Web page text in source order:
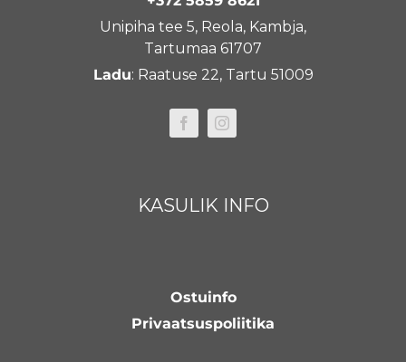
Unipiha tee 5, Reola, Kambja,
Tartumaa 61707
Ladu: Raatuse 22, Tartu 51009
KASULIK INFO
Ostuinfo
Privaatsuspoliitika